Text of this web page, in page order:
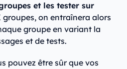
et les tester sur
groupes, on entraînera alors
groupe en variant la
et de tests.
pouvez être sûr que vos